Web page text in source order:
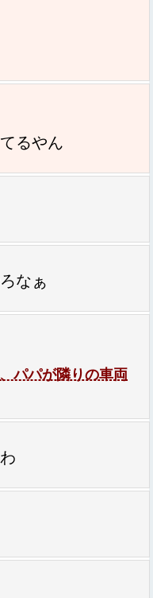
るやん
なぁ
パパが隣りの車両